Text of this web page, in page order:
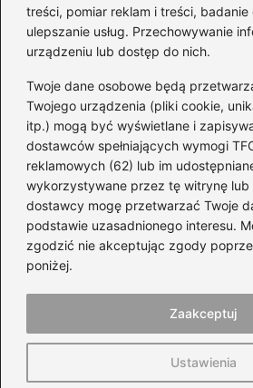
treści, pomiar reklam i treści,
ulepszanie usług. Przechowywanie
urządzeniu lub dostęp do nich.
Twoje dane osobowe będą
Twojego urządzenia (pliki cookie,
itp.) mogą być wyświetlane i
dostawców spełniających wymogi
reklamowych (62) lub im
wykorzystywane przez tę witrynę
dostawcy mogę przetwarzać Twoje
podstawie uzasadnionego interesu.
zgodzić nie akceptując zgody
poniżej.
Ustawienia
Zaakceptuj
Kategorie
Części i serwis
(123)
Felgi(51)
Honda(62)
Motocykle(41)
Orlen(4)
Prawo jazdy(102)
Samochody(77)
Samochody elektryczne (59)
Polityka prywatności